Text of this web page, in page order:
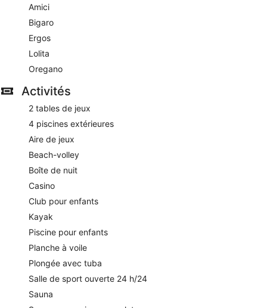
Amici
Bigaro
Ergos
Lolita
Oregano
Activités
2 tables de jeux
4 piscines extérieures
Aire de jeux
Beach-volley
Boîte de nuit
Casino
Club pour enfants
Kayak
Piscine pour enfants
Planche à voile
Plongée avec tuba
Salle de sport ouverte 24 h/24
Sauna